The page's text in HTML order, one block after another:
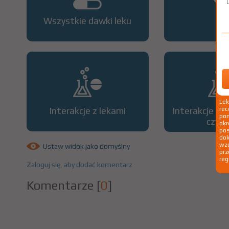
Wszystkie dawki leku
Interakcje z lekami
Interakcje z
Ustaw widok jako domyślny
Zaloguj się, aby dodać komentarz
Komentarze [0]